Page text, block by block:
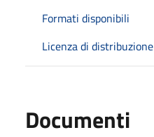
Formati disponibili
Licenza di distribuzione
Documenti